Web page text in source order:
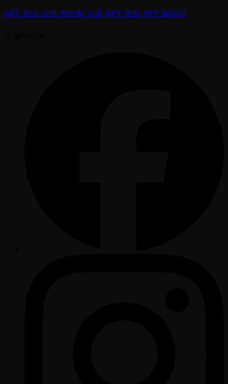
APT 링크 포커 핸드북 상점 APT 계정 APT 플레이